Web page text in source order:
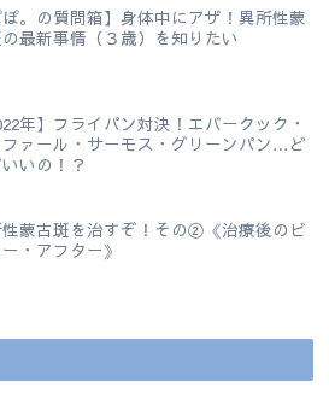
ぽ。の質問箱】身体中にアザ！異所性蒙
最新事情（３歳）を知りたい
年】フライパン対決！エバークック・
ァール・サーモス・グリーンパン…ど
いの！？
蒙古斑を治すぞ！その②《治療後のビ
・アフター》